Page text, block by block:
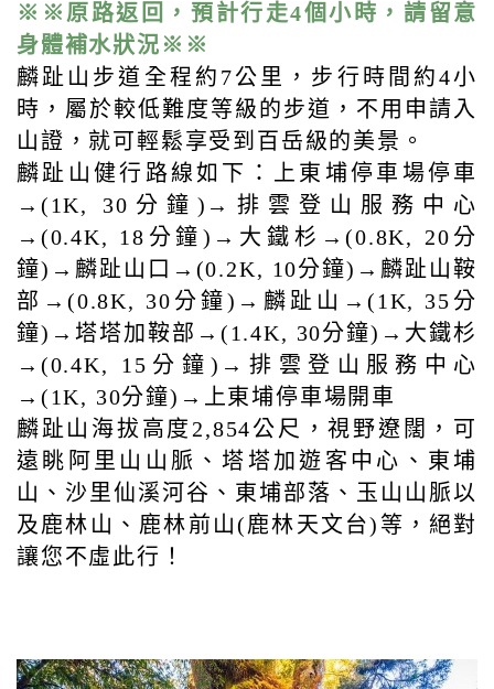
※※原路返回，預計行走4個小時，請留意
身體補水狀況※※
麟趾山步道全程約7公里，步行時間約4小
時，屬於較低難度等級的步道，不用申請入
山證，就可輕鬆享受到百岳級的美景。
麟趾山健行路線如下：上東埔停車場停車
→(1K, 30分鐘)→排雲登山服務中心
→(0.4K, 18分鐘)→大鐵杉→(0.8K, 20分
鐘)→麟趾山口→(0.2K, 10分鐘)→麟趾山鞍
部→(0.8K, 30分鐘)→麟趾山→(1K, 35分
鐘)→塔塔加鞍部→(1.4K, 30分鐘)→大鐵杉
→(0.4K, 15分鐘)→排雲登山服務中心
→(1K, 30分鐘)→上東埔停車場開車
麟趾山海拔高度2,854公尺，視野遼闊，可
遠眺阿里山山脈、塔塔加遊客中心、東埔
山、沙里仙溪河谷、東埔部落、玉山山脈以
及鹿林山、鹿林前山(鹿林天文台)等，絕對
讓您不虛此行！